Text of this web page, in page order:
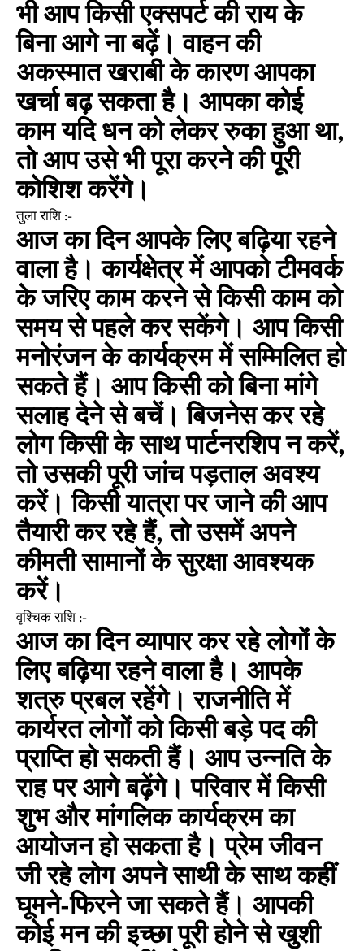
भी आप किसी एक्सपर्ट की राय के
बिना आगे ना बढ़ें। वाहन की
अकस्मात खराबी के कारण आपका
खर्चा बढ़ सकता है। आपका कोई
काम यदि धन को लेकर रुका हुआ था,
तो आप उसे भी पूरा करने की पूरी
कोशिश करेंगे।
तुला राशि :-
आज का दिन आपके लिए बढ़िया रहने
वाला है। कार्यक्षेत्र में आपको टीमवर्क
के जरिए काम करने से किसी काम को
समय से पहले कर सकेंगे। आप किसी
मनोरंजन के कार्यक्रम में सम्मिलित हो
सकते हैं। आप किसी को बिना मांगे
सलाह देने से बचें। बिजनेस कर रहे
लोग किसी के साथ पार्टनरशिप न करें,
तो उसकी पूरी जांच पड़ताल अवश्य
करें। किसी यात्रा पर जाने की आप
तैयारी कर रहे हैं, तो उसमें अपने
कीमती सामानों के सुरक्षा आवश्यक
करें।
वृश्चिक राशि :-
आज का दिन व्यापार कर रहे लोगों के
लिए बढ़िया रहने वाला है। आपके
शत्रु प्रबल रहेंगे। राजनीति में
कार्यरत लोगों को किसी बड़े पद की
प्राप्ति हो सकती हैं। आप उन्नति के
राह पर आगे बढ़ेंगे। परिवार में किसी
शुभ और मांगलिक कार्यक्रम का
आयोजन हो सकता है। प्रेम जीवन
जी रहे लोग अपने साथी के साथ कहीं
घूमने-फिरने जा सकते हैं। आपकी
कोई मन की इच्छा पूरी होने से खुशी